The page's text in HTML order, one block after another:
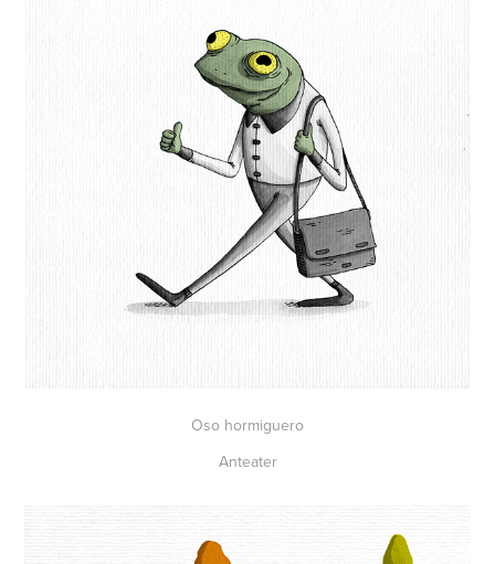
Oso hormiguero
Anteater